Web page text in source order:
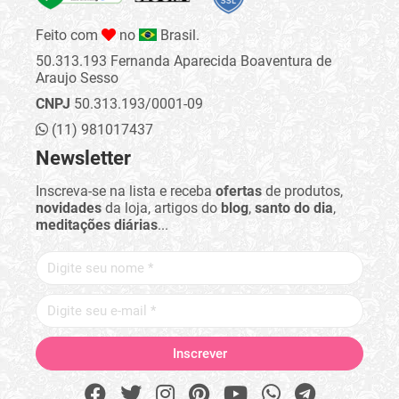
Feito com no
Brasil.
50.313.193 Fernanda Aparecida Boaventura de
Araujo Sesso
CNPJ 50.313.193/0001-09
(11) 981017437
Newsletter
Inscreva-se na lista e receba ofertas de produtos,
novidades da loja, artigos do blog, santo do dia,
meditações diárias...